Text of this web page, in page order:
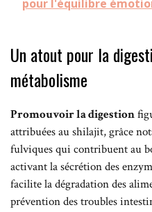
pour l'équilibre
Un atout pour la
métabolisme
Promouvoir la digestion
attribuées au shilajit, grâce
fulviques qui contribuent au
activant la sécrétion des
facilite la dégradation des
prévention des troubles